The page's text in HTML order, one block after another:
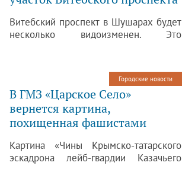
Витебский проспект в Шушарах будет
несколько видоизменен. Это
из Купчино и двигаться по
направлению Пушкина можно будет
без заезда в поселок Шушары.
Городские новости
В ГМЗ «Царское Село»
вернется картина,
похищенная фашистами
Картина «Чины Крымско-татарского
эскадрона лейб-гвардии Казачьего